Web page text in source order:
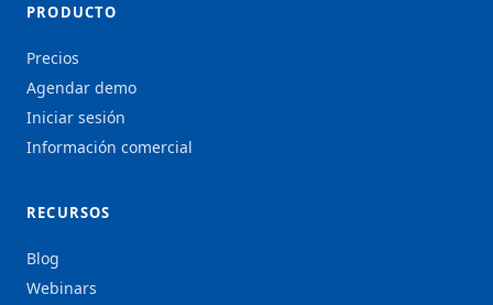
PRODUCTO
Precios
Agendar demo
Iniciar sesión
Información comercial
RECURSOS
Blog
Webinars